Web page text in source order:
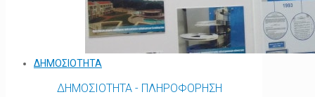
ΔΗΜΟΣΙΟΤΗΤΑ
ΔΗΜΟΣΙΟΤΗΤΑ - ΠΛΗΡΟΦΟΡΗΣΗ